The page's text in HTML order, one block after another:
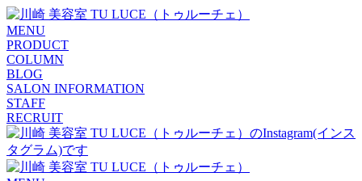
MENU
PRODUCT
COLUMN
BLOG
SALON INFORMATION
STAFF
RECRUIT